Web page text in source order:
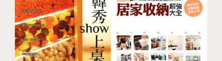
白酒煨海鮮
紅酒燉牛尾
蒜辣奶油蝦
蘋果酒燉豬排